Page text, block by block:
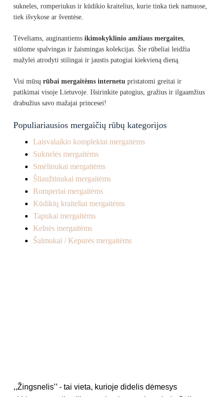
sukneles, romperiukus ir kūdikio kraitelius, kurie tinka tiek namuose,
tiek išvykose ar šventėse.
Tėveliams, auginantiems ikimokyklinio amžiaus mergaites,
siūlome spalvingas ir žaismingas kolekcijas. Šie rūbeliai leidžia
mažylei atrodyti stilingai ir jaustis patogiai kiekvieną dieną.
Visi mūsų rūbai mergaitėms internetupristatomi greitai ir
patikimai visoje Lietuvoje. Išsirinkite patogius, gražius ir ilgaamžius
drabužius savo mažajai princesei!
Populiariausios mergaičių rūbų kategorijos
Laisvalaikio komplektai mergaitėms
Suknelės mergaitėms
Smėlinukai mergaitėms
Šliaužtinukai mergaitėms
Romperiai mergaitėms
Kūdikių kraiteliai mergaitėms
Tapukai mergaitėms
Kelnės mergaitėms
Šalmukai / Kepurės mergaitėms
,,Žingsnelis’’ - tai vieta, kurioje didelis dėmesys